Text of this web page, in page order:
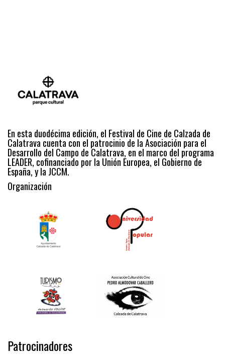
En esta duodécima edición, el Festival de Cine de Calzada de
Calatrava cuenta con el patrocinio de la Asociación para el
Desarrollo del Campo de Calatrava, en el marco del programa
LEADER, cofinanciado por la Unión Europea, el Gobierno de
España, y la JCCM.
Organización
Patrocinadores